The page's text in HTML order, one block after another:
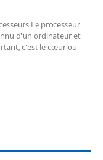
Le processeur
d'un ordinateur et
c'est le cœur ou